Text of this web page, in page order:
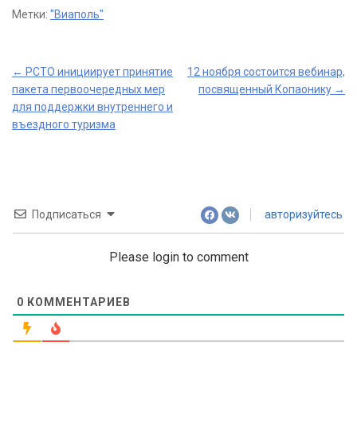
Метки: "Виаполь"
Post
navigation
← РСТО инициирует принятие
пакета первоочередных мер
для поддержки внутреннего и
въездного туризма
12 ноября состоится вебинар,
посвященный Копаонику →
Подписаться авторизуйтесь
Please login to comment
0 КОММЕНТАРИЕВ